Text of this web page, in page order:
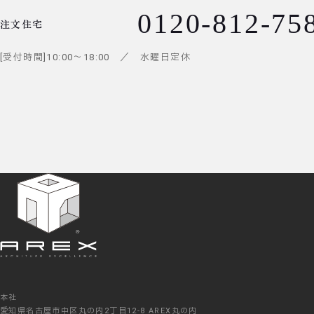
注文住宅 0120-812-
受付時間 10:00 ～ 18:00 ／ 水曜日定休
本社
愛知県名古屋市中区丸の内2丁目12-8 AREX丸の内